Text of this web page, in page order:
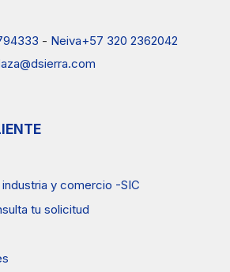
- Neiva+57 320 2362042
y comercio -SIC
tu solicitud